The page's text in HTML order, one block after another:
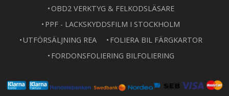
OBD2 VERKTYG & FELKODSLÄSARE
PPF - LACKSKYDDSFILM I STOCKHOLM
UTFÖRSÄLJNING REA
FOLIERA BIL FÄRGKARTOR
FORDONSFOLIERING BILFOLIERING